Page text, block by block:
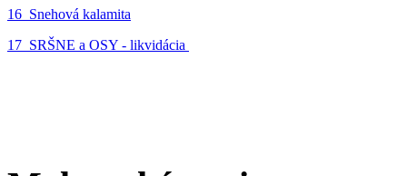
16_Snehová kalamita
17_SRŠNE a OSY - likvidácia